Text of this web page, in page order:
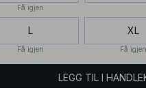
Få igjen
L
Få igjen
XL
Få igjen
LEGG TIL I